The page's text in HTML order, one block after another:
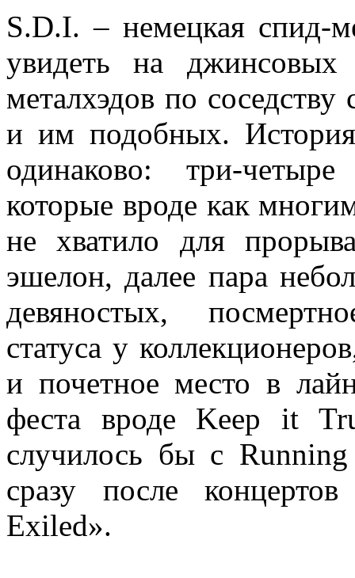
S.D.I. – немецкая спид-
увидеть на джинсовых
металхэдов по
и им подобных.
одинаково: три-
которые вроде как
не хватило для
эшелон, далее пара
девяностых,
статуса у
и почетное место в
феста вроде Keep it
случилось бы с
сразу после
Exiled».